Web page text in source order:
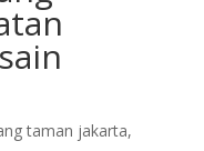
taman jakarta,